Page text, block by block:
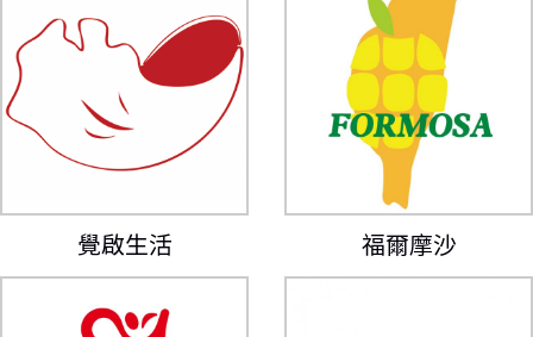
覺啟生活 福爾摩沙